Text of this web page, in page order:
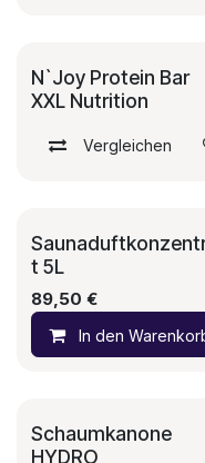
N`Joy Protein Bar
XXL Nutrition
Vergleichen
t 5L
89,50 €
In den
Schaumkanone
HYDRO